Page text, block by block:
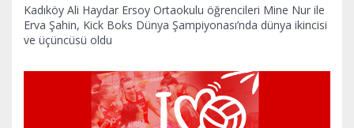
Kadıköy Ali Haydar Ersoy Ortaokulu öğrencileri Mine Nur ile
Erva Şahin, Kick Boks Dünya Şampiyonası’nda dünya ikincisi
ve üçüncüsü oldu